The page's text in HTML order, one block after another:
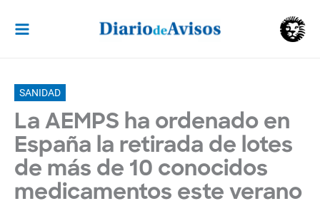
contenido
SANIDAD
La AEMPS ha ordenado en
España la retirada de lotes
de más de 10 conocidos
medicamentos este verano